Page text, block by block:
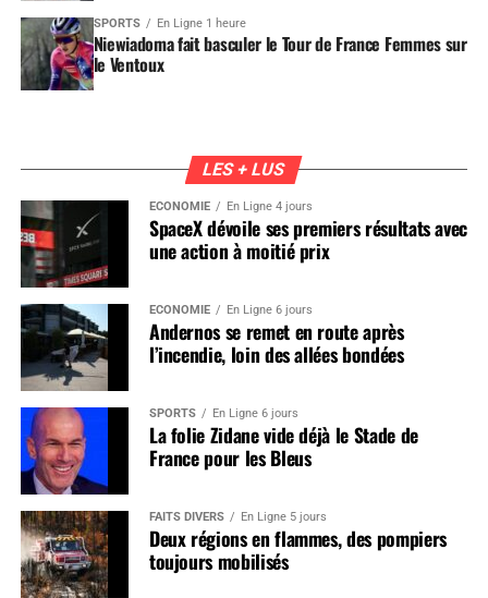
SPORTS En Ligne 1 heure
Niewiadoma fait basculer le Tour de France Femmes sur
le Ventoux
LES + LUS
ÉCONOMIE En Ligne 4 jours
SpaceX dévoile ses premiers résultats avec
une action à moitié prix
ÉCONOMIE En Ligne 6 jours
Andernos se remet en route après
l’incendie, loin des allées bondées
SPORTS En Ligne 6 jours
La folie Zidane vide déjà le Stade de
France pour les Bleus
FAITS DIVERS En Ligne 5 jours
Deux régions en flammes, des pompiers
toujours mobilisés